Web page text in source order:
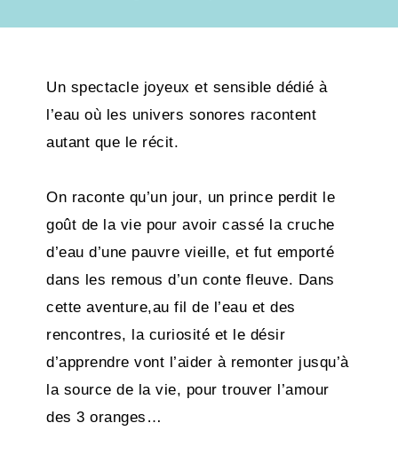
Un spectacle joyeux et sensible dédié à
l’eau où les univers sonores racontent
autant que le récit.
On raconte qu’un jour, un prince perdit le
goût de la vie pour avoir cassé la cruche
d’eau d’une pauvre vieille, et fut emporté
dans les remous d’un conte fleuve. Dans
cette aventure,au fil de l’eau et des
rencontres, la curiosité et le désir
d’apprendre vont l’aider à remonter jusqu’à
la source de la vie, pour trouver l’amour
des 3 oranges…